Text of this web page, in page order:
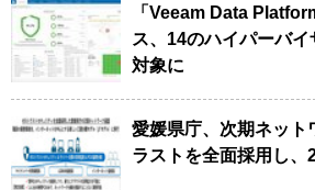
「Veeam Data
ス、14のハイパーバ
対象に
愛媛県庁、次期ネット
ラストを全面採用し、